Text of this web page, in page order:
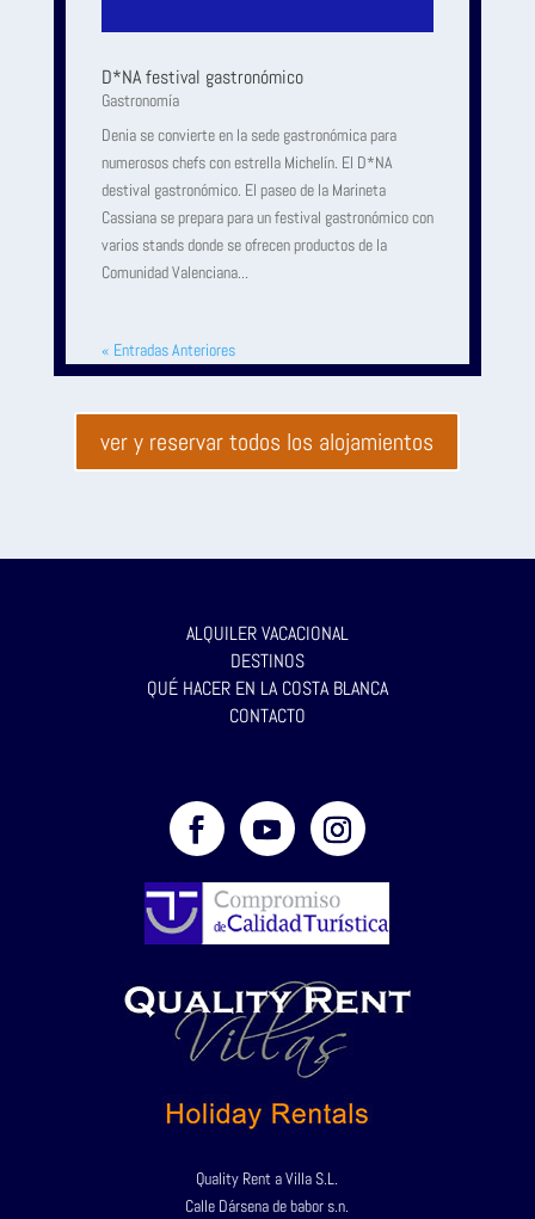
D*NA festival gastronómico
Gastronomía
Denia se convierte en la sede gastronómica para
numerosos chefs con estrella Michelín. El D*NA
destival gastronómico. El paseo de la Marineta
Cassiana se prepara para un festival gastronómico con
varios stands donde se ofrecen productos de la
Comunidad Valenciana...
« Entradas Anteriores
ver y reservar todos los alojamientos
ALQUILER VACACIONAL
DESTINOS
QUÉ HACER EN LA COSTA BLANCA
CONTACTO
Quality Rent a Villa S.L.
Calle Dársena de babor s.n.